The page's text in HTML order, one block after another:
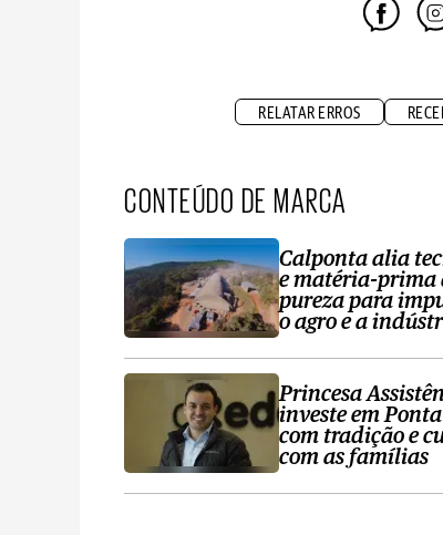
RELATAR ERROS
CONTEÚDO DE MARCA
Calponta alia
e matéria-prima
pureza para
o agro e a
Princesa
investe em
com tradição e
com as famílias